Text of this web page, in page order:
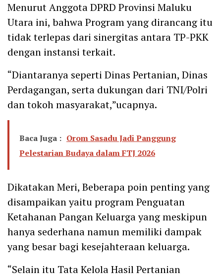
Menurut Anggota DPRD Provinsi Maluku
Utara ini, bahwa Program yang dirancang itu
tidak terlepas dari sinergitas antara TP-PKK
dengan instansi terkait.
“Diantaranya seperti Dinas Pertanian, Dinas
Perdagangan, serta dukungan dari TNI/Polri
dan tokoh masyarakat,”ucapnya.
Baca Juga : Orom Sasadu Jadi Panggung
Pelestarian Budaya dalam FTJ 2026
Dikatakan Meri, Beberapa poin penting yang
disampaikan yaitu program Penguatan
Ketahanan Pangan Keluarga yang meskipun
hanya sederhana namun memiliki dampak
yang besar bagi kesejahteraan keluarga.
“Selain itu Tata Kelola Hasil Pertanian